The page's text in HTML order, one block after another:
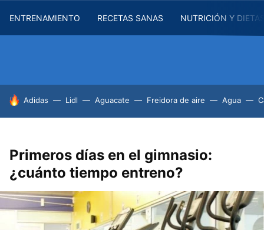
ENTRENAMIENTO RECETAS SANAS NUTRICIÓN Y
HOY SE HABLA DE
Adidas Lidl Aguacate Freidora de aire Agua
Primeros días en el gimnasio:
¿cuánto tiempo entreno?